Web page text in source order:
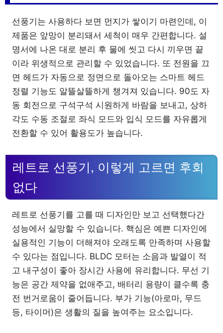
선풍기는 사용하다 보면 먼지가 쌓이기 마련인데, 이
제품은 앞망이 분리돼서 세척이 매우 간편합니다. 설
명서에 나온 대로 분리 후 물에 씻고 다시 끼우면 끝
이라 위생적으로 관리할 수 있었습니다. 또 전원을 끄
면 헤드가 자동으로 정면으로 돌아오는 스마트 헤드
정렬 기능도 알뜰살뜰하게 챙겨져 있습니다. 90도 자
동 회전으로 구석구석 시원하게 바람을 보내고, 상하
각도 수동 조절로 좌식 모드와 입식 모드를 자유롭게
전환할 수 있어 활용도가 높습니다.
레트로 선풍기, 이렇게 고르면 후회
없다
레트로 선풍기를 고를 때 디자인만 보고 선택했다간
성능에서 실망할 수 있습니다. 핵심은 예쁜 디자인에
실용적인 기능이 더해져야 오래도록 만족하며 사용할
수 있다는 점입니다. BLDC 모터는 소음과 발열이 적
고 내구성이 좋아 장시간 사용에 유리합니다. 무선 기
능은 공간 제약을 없애주고, 배터리 용량이 클수록 충
전 번거로움이 줄어듭니다. 부가 기능(아로마, 무드
등, 타이머)은 생활의 질을 높여주는 요소입니다.